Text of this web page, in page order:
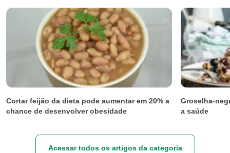
Cortar feijão da dieta pode aumentar em 20% a
chance de desenvolver obesidade
Groselha-
a saúde
Acessar todos os artigos da categoria